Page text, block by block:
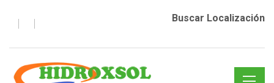
Buscar Localización